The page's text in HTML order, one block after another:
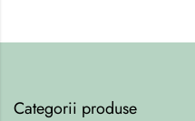
Categorii produse